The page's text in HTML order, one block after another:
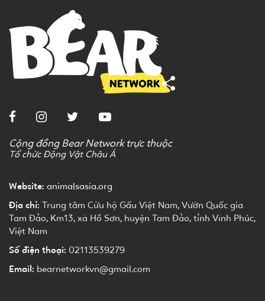
Cộng đồng Bear Network trực thuộc
Tổ chức Động Vật Châu Á
Website: animalsasia.org
Địa chỉ: Trung tâm Cứu hộ Gấu Việt Nam, Vườn Quốc gia
Tam Đảo, Km13, xã Hồ Sơn, huyện Tam Đảo, tỉnh Vĩnh Phúc,
Việt Nam
Số điện thoại: 02113539279
Email: bearnetworkvn@gmail.com